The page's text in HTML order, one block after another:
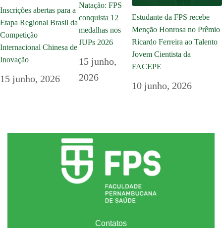
Inscrições abertas para a
Etapa Regional Brasil da
Competição
Internacional Chinesa de
Inovação
15 junho, 2026
Natação: FPS
conquista 12
medalhas nos
JUPs 2026
15 junho,
2026
Estudante da FPS recebe
Menção Honrosa no Prêmio
Ricardo Ferreira ao Talento
Jovem Cientista da
FACEPE
10 junho, 2026
Contatos